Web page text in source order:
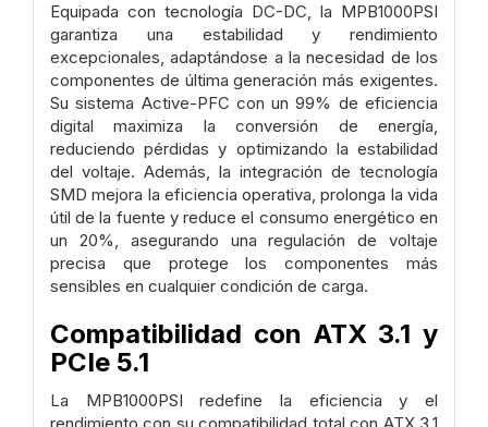
Equipada con tecnología DC-DC, la MPB1000PSI
garantiza una estabilidad y rendimiento
excepcionales, adaptándose a la necesidad de los
componentes de última generación más exigentes.
Su sistema Active-PFC con un 99% de eficiencia
digital maximiza la conversión de energía,
reduciendo pérdidas y optimizando la estabilidad
del voltaje. Además, la integración de tecnología
SMD mejora la eficiencia operativa, prolonga la vida
útil de la fuente y reduce el consumo energético en
un 20%, asegurando una regulación de voltaje
precisa que protege los componentes más
sensibles en cualquier condición de carga.
Compatibilidad con ATX 3.1 y
PCIe 5.1
La MPB1000PSI redefine la eficiencia y el
rendimiento con su compatibilidad total con ATX 3.1